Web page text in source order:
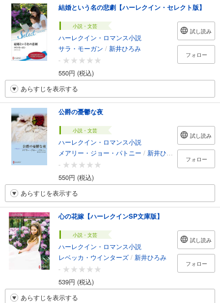
結婚という名の悲劇【ハーレクイン・セレクト版】
小説・文芸
ハーレクイン・ロマンス小説
サラ・モーガン / 新井ひろみ
-
550円 (税込)
試し読み
フォロー
あらすじを表示する
公爵の憂鬱な夜
小説・文芸
ハーレクイン・ロマンス小説
メアリー・ジョー・パトニー / 新井ひろみ
-
550円 (税込)
試し読み
フォロー
あらすじを表示する
心の花嫁【ハーレクインSP文庫版】
小説・文芸
ハーレクイン・ロマンス小説
レベッカ・ウインターズ / 新井ひろみ
-
539円 (税込)
試し読み
フォロー
あらすじを表示する